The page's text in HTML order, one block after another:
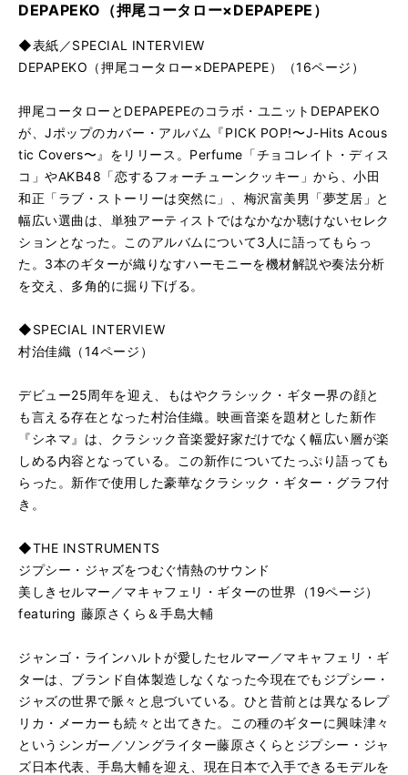
DEPAPEKO（押尾コータロー×DEPAPEPE）
◆表紙／SPECIAL INTERVIEW
DEPAPEKO（押尾コータロー×DEPAPEPE）（16ページ）
押尾コータローとDEPAPEPEのコラボ・ユニットDEPAPEKO
が、Jポップのカバー・アルバム『PICK POP!〜J-Hits Acous
tic Covers〜』をリリース。Perfume「チョコレイト・ディス
コ」やAKB48「恋するフォーチューンクッキー」から、小田
和正「ラブ・ストーリーは突然に」、梅沢富美男「夢芝居」と
幅広い選曲は、単独アーティストではなかなか聴けないセレク
ションとなった。このアルバムについて3人に語ってもらっ
た。3本のギターが織りなすハーモニーを機材解説や奏法分析
を交え、多角的に掘り下げる。
◆SPECIAL INTERVIEW
村治佳織（14ページ）
デビュー25周年を迎え、もはやクラシック・ギター界の顔と
も言える存在となった村治佳織。映画音楽を題材とした新作
『シネマ』は、クラシック音楽愛好家だけでなく幅広い層が楽
しめる内容となっている。この新作についてたっぷり語っても
らった。新作で使用した豪華なクラシック・ギター・グラフ付
き。
◆THE INSTRUMENTS
ジプシー・ジャズをつむぐ情熱のサウンド
美しきセルマー／マキャフェリ・ギターの世界（19ページ）
featuring 藤原さくら＆手島大輔
ジャンゴ・ラインハルトが愛したセルマー／マキャフェリ・ギ
ターは、ブランド自体製造しなくなった今現在でもジプシー・
ジャズの世界で脈々と息づいている。ひと昔前とは異なるレプ
リカ・メーカーも続々と出てきた。この種のギターに興味津々
というシンガー／ソングライター藤原さくらとジプシー・ジャ
ズ日本代表、手島大輔を迎え、現在日本で入手できるモデルを